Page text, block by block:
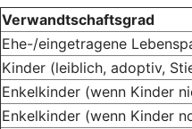
Verwandtschaftsgrad
Ehe-/eingetragene
Kinder (leiblich, adoptiv,
Enkelkinder (wenn Kinder
Enkelkinder (wenn Kinder